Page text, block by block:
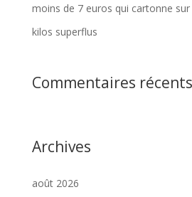
moins de 7 euros qui cartonne
kilos superflus
Commentaires récents
Archives
août 2026